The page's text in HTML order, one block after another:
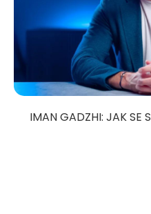
IMAN GADZHI: JAK SE